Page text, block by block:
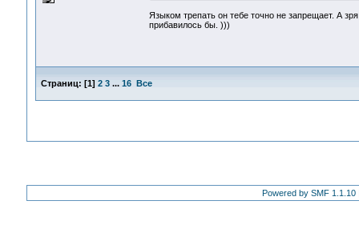
Языком трепать он тебе точно не запрещает. А
прибавилось бы. )))
Страниц: [1] 2 3 ... 16 Все
Powered by SMF 1.1.10